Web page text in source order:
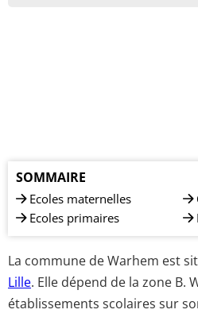
SOMMAIRE
Ecoles maternelles
Ecoles primaires
La commune de Warhem est
Lille. Elle dépend de la zone B.
établissements scolaires sur